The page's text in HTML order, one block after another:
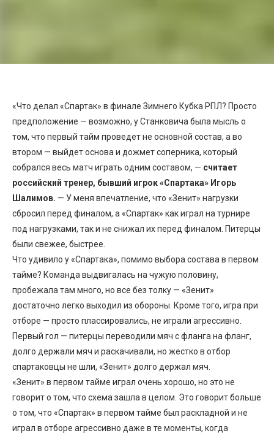
«Что делал «Спартак» в финале Зимнего Кубка РПЛ? Просто
предположение — возможно, у Станковича была мысль о
том, что первый тайм проведет не основной состав, а во
втором — выйдет основа и дожмет соперника, который
собрался весь матч играть одним составом, — считает
российский тренер, бывший игрок «Спартака» Игорь
Шалимов. — У меня впечатление, что «Зенит» нагрузки
сбросил перед финалом, а «Спартак» как играл на турнире
под нагрузками, так и не снижал их перед финалом. Питерцы
были свежее, быстрее.
Что удивило у «Спартака», помимо выбора состава в первом
тайме? Команда выдвигалась на чужую половину,
пробежала там много, но все без толку — «Зенит»
достаточно легко выходил из обороны. Кроме того, игра при
отборе — просто плассировались, не играли агрессивно.
Первый гол — питерцы переводили мяч с фланга на фланг,
долго держали мяч и раскачивали, но жестко в отбор
спартаковцы не шли, «Зенит» долго держал мяч.
«Зенит» в первом тайме играл очень хорошо, но это не
говорит о том, что схема зашла в целом. Это говорит больше
о том, что «Спартак» в первом тайме был раскладной и не
играл в отборе агрессивно даже в те моменты, когда